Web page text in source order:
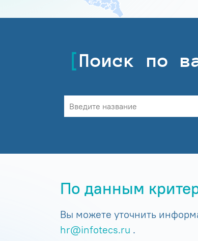
Поиск по
По данным
Вы можете уточнить
hr@infotecs.ru .